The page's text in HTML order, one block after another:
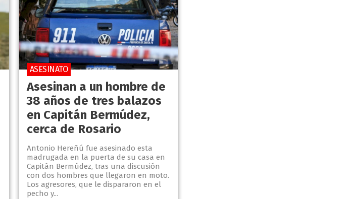
Asesinan a un hombre de
38 años de tres balazos
en Capitán Bermúdez,
cerca de Rosario
Antonio Hereñú fue asesinado esta
madrugada en la puerta de su casa en
Capitán Bermúdez, tras una discusión
con dos hombres que llegaron en moto.
Los agresores, que le dispararon en el
pecho y...
ASESINATO